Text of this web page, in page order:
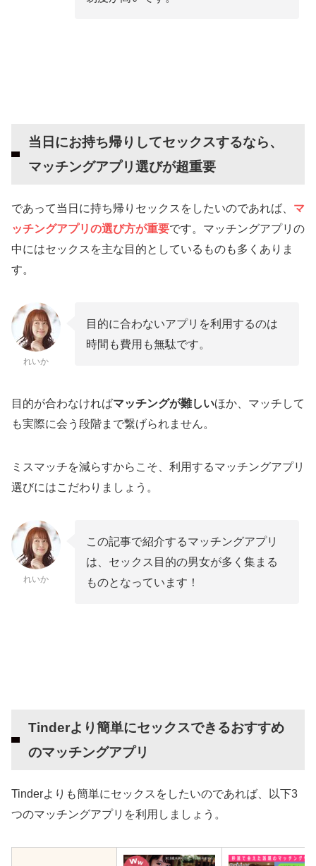
当日にお持ち帰りしてセックスするなら、
マッチングアプリ選びが超重要
であって当日に持ち帰りセックスをしたいのであれば、 マ
ッチングアプリの選び方が重要です。マッチングアプリの
中にはセックスを主な目的としているものも多くありま
す。
れいか
目的に合わないアプリを利用するのは
時間も費用も無駄です。
目的が合わなければマッチングが難しいほか、マッチして
も実際に会う段階まで繋げられません。
ミスマッチを減らすからこそ、利用するマッチングアプリ
選びにはこだわりましょう。
れいか
この記事で紹介するマッチングアプリ
は、セックス目的の男女が多く集まる
ものとなっています！
Tinderより簡単にセックスできるおすすめ
のマッチングアプリ
Tinderよりも簡単にセックスをしたいのであれば、以下3
つのマッチングアプリを利用しましょう。